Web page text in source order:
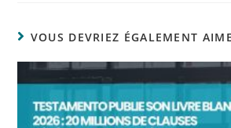
VOUS DEVRIEZ ÉGALEMENT